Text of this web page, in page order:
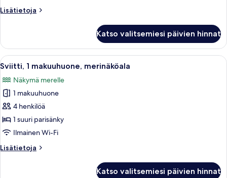
Lisätietoja
Lisätietoja
makuuhuone
Katso valitsemiesi päivien hinnat
Avaa
kaikki
huonetyypin
Sviitti,
1
makuuhuone,
merinäköala
Moderni olohuone, jossa on suuri
9
Sviitti, 1 makuuhuone, merinäköala
Näkymä merelle
1 makuuhuone
4 henkilöä
1 suuri parisänky
Ilmainen Wi-Fi
Lisätietoja
Lisätietoja
Katso valitsemiesi päivien hinnat